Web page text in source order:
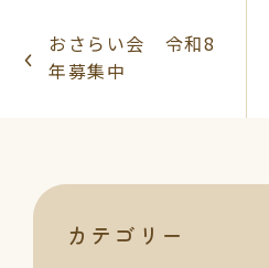
おさらい会 令和8
年募集中
カテゴリー